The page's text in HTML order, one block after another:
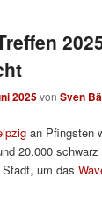
2025vonSven
an Pfingsten
20.000
Stadt, um das